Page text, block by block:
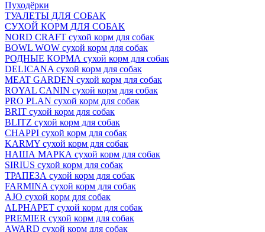
Пуходёрки
ТУАЛЕТЫ ДЛЯ СОБАК
СУХОЙ КОРМ ДЛЯ СОБАК
NORD CRAFT сухой корм для собак
BOWL WOW сухой корм для собак
РОДНЫЕ КОРМА сухой корм для собак
DELICANA сухой корм для собак
MEAT GARDEN сухой корм для собак
ROYAL CANIN сухой корм для собак
PRO PLAN сухой корм для собак
BRIT сухой корм для собак
BLITZ сухой корм для собак
CHAPPI сухой корм для собак
KARMY сухой корм для собак
НАША МАРКА сухой корм для собак
SIRIUS сухой корм для собак
ТРАПЕЗА сухой корм для собак
FARMINA сухой корм для собак
AJO сухой корм для собак
ALPHAPET сухой корм для собак
PREMIER сухой корм для собак
AWARD сухой корм для собак